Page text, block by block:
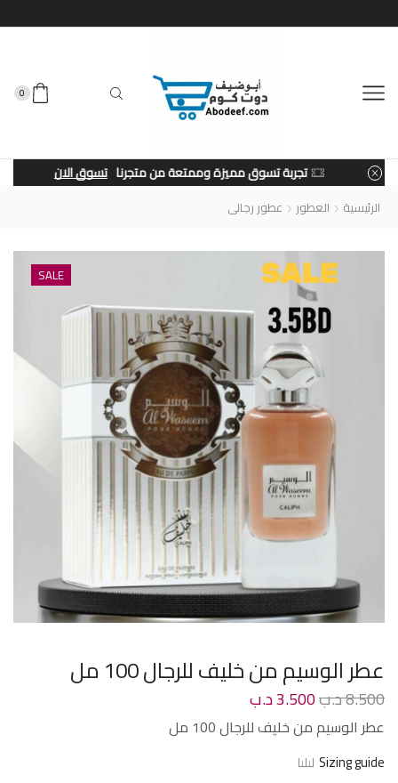
0
تجربة تسوق مميزة وممتعة من متجرنا تسوق الان
الرئيسية العطور عطور رجالى
SALE
عطر الوسيم من خليف للرجال 100 مل
8.500د.ب3.500د.ب
عطر الوسيم من خليف للرجال 100 مل
Sizing guide